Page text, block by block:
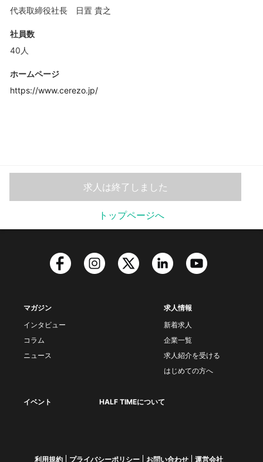
代表取締役社長 日置 貴之
社員数
40人
ホームページ
https://www.cerezo.jp/
求人は終了しました
トップページへ
マガジン
インタビュー
コラム
ニュース
求人情報
新着求人
企業一覧
求人紹介を受ける
はじめての方へ
イベント HALF TIMEについて
利用規約 プライバシーポリシー お問い合わせ 運営会社